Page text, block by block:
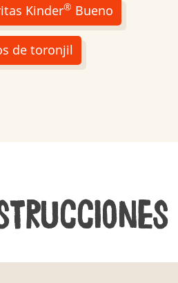
Kinder® Bueno
de toronjil